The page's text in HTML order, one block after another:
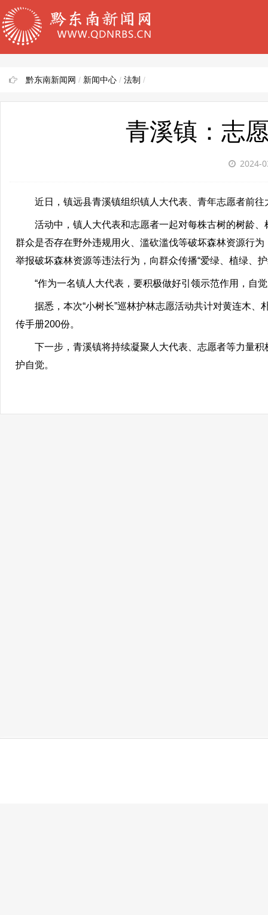
黔东南新闻网 / 新闻中心 / 法制 /
青溪镇：志
2024-
近日，镇远县青溪镇组织镇人大代表、青年志愿者前
活动中，镇人大代表和志愿者一起对每株古树的树龄
群众是否存在野外违规用火、滥砍滥伐等破坏森林资源行
举报破坏森林资源等违法行为，向群众传播“爱绿、植绿、
“作为一名镇人大代表，要积极做好引领示范作用，自
据悉，本次“小树长”巡林护林志愿活动共计对黄连木
传手册200份。
下一步，青溪镇将持续凝聚人大代表、志愿者等力量
护自觉。